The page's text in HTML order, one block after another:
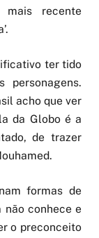
recente
ter tido
personagens.
acho que ver
da Globo é a
de trazer
formas de
não conhece e
o preconceito